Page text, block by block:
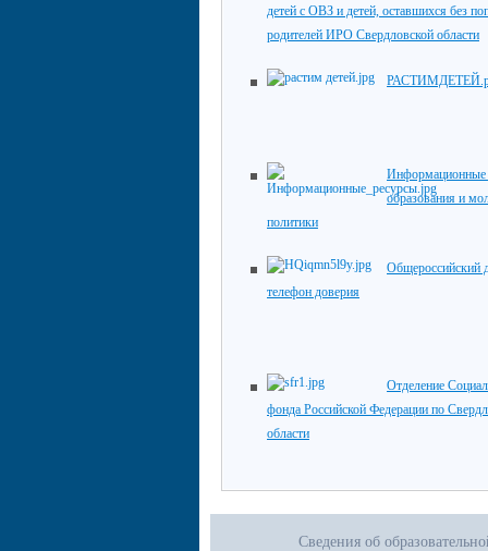
детей с ОВЗ и детей, оставшихся без
родителей ИРО Свердловской области
Информационные
образования и
политики
Общероссийский
телефон доверия
Отделение
фонда Российской Федерации по
области
Сведения об